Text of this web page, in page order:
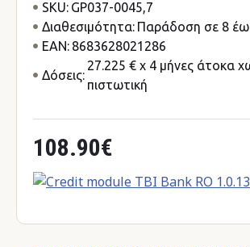
108.90€
SKU: GP037-0045,7
Διαθεσιμότητα: Παράδοση σε 8
EAN: 8683628021286
Δόσεις:
27.225 € x 4 μήνες άτοκα
πιστωτική